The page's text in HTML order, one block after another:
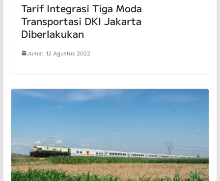
Tarif Integrasi Tiga Moda
Transportasi DKI Jakarta
Diberlakukan
Jumat, 12 Agustus 2022